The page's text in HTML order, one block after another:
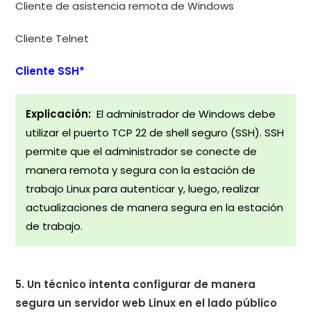
Cliente de asistencia remota de Windows
Cliente Telnet
Cliente SSH*
Explicación: El administrador de Windows debe
utilizar el puerto TCP 22 de shell seguro (SSH). SSH
permite que el administrador se conecte de
manera remota y segura con la estación de
trabajo Linux para autenticar y, luego, realizar
actualizaciones de manera segura en la estación
de trabajo.
5. Un técnico intenta configurar de manera
segura un servidor web Linux en el lado público